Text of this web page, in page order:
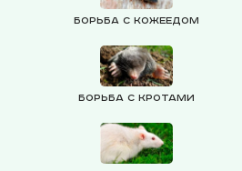
Борьба с кожеедом
Борьба с кротами